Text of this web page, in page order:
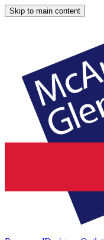
Skip to main content